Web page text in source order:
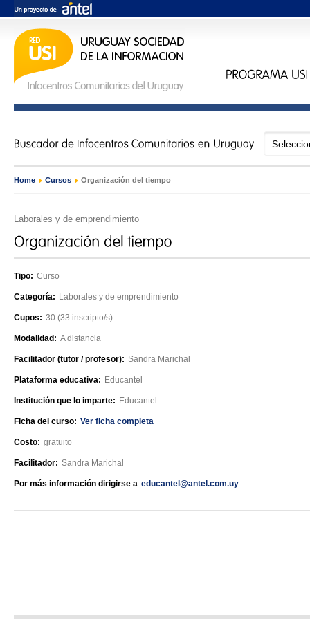
Home › Cursos › Organización del tiempo
Laborales y de emprendimiento
Tipo: Curso
Categoría: Laborales y de emprendimiento
Cupos: 30 (33 inscripto/s)
Modalidad: A distancia
Facilitador (tutor / profesor): Sandra Marichal
Plataforma educativa: Educantel
Institución que lo imparte: Educantel
Ficha del curso: Ver ficha completa
Costo: gratuito
Facilitador: Sandra Marichal
Por más información dirigirse a educantel@antel.com.uy